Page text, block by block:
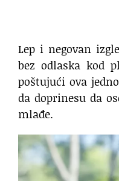
Lep i negovan
bez odlaska kod
poštujući ova
da doprinesu da
mlađe.